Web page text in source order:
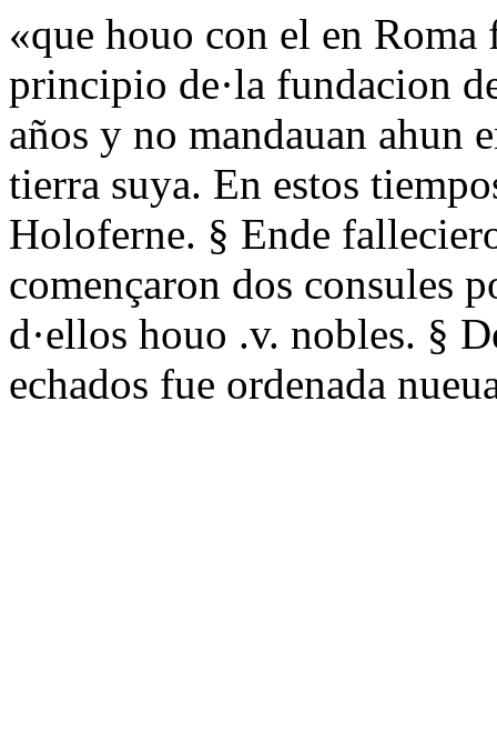
«que houo con el en Roma
principio de·la fundacion
años y no mandauan ahun
tierra suya. En estos
Holoferne. § Ende
començaron dos consules
d·ellos houo .v. nobles. §
echados fue ordenada